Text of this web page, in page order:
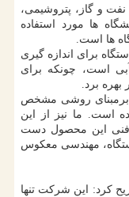
و گاز، پتروشیمی،
ها مورد استفاده
ها است.
برای اندازه گیری
آبی است، چونکه برای
برد.
برمبنای روشی مشخص
است. ما نیز از این
فنی این محصول دست
مهندسی معکوس
کرد: این شرکت تنها